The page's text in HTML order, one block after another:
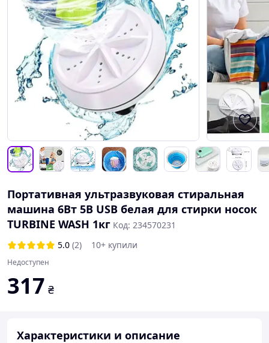
Портативная ультразвуковая стиральная
машина 6Вт 5В USB белая для стирки носок
TURBINE WASH 1кг Код: 234570231
5.0 (2) 10+ купили
Недоступен
317 ₴
Характеристики и описание